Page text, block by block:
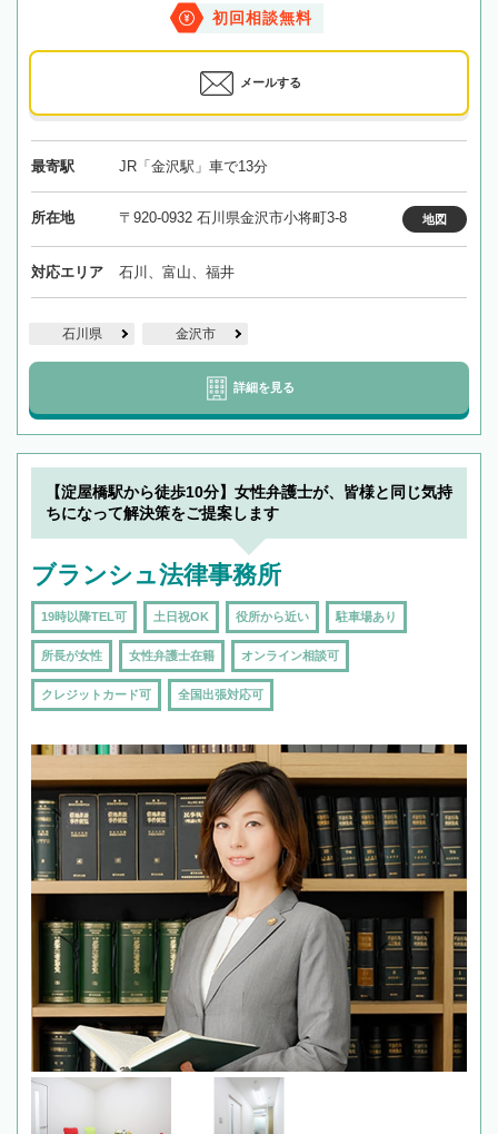
初回相談無料
メールする
最寄駅 JR「金沢駅」車で13分
所在地 〒920-0932 石川県金沢市小将町3-8 地図
対応エリア 石川、富山、福井
石川県 金沢市
詳細を見る
【淀屋橋駅から徒歩10分】女性弁護士が、皆様と同じ気持
ちになって解決策をご提案します
ブランシュ法律事務所
19時以降TEL可 土日祝OK 役所から近い 駐車場あり
所長が女性 女性弁護士在籍 オンライン相談可
クレジットカード可 全国出張対応可